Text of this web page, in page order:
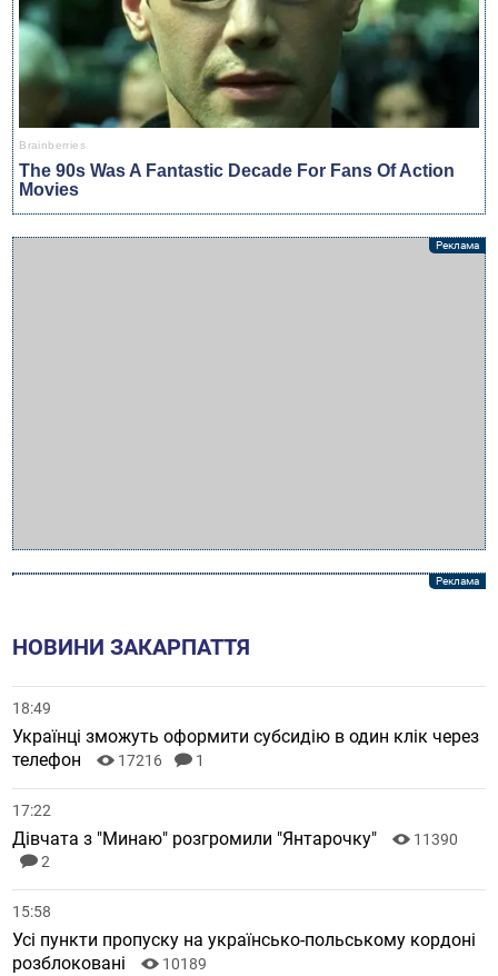
НОВИНИ ЗАКАРПАТТЯ
18:49
Українці зможуть оформити субсидію в один клік через
телефон
17216 1
17:22
Дівчата з "Минаю" розгромили "Янтарочку"
11390
2
15:58
Усі пункти пропуску на українсько-польському кордоні
розблоковані
10189